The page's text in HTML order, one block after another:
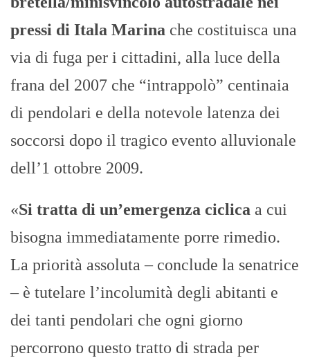
pressi di Itala Marina che costituisca una
via di fuga per i cittadini, alla luce della
frana del 2007 che “intrappolò” centinaia
di pendolari e della notevole latenza dei
soccorsi dopo il tragico evento alluvionale
dell’1 ottobre 2009.
«Si tratta di un’emergenza ciclica a cui
bisogna immediatamente porre rimedio.
La priorità assoluta – conclude la senatrice
– è tutelare l’incolumità degli abitanti e
dei tanti pendolari che ogni giorno
percorrono questo tratto di strada per